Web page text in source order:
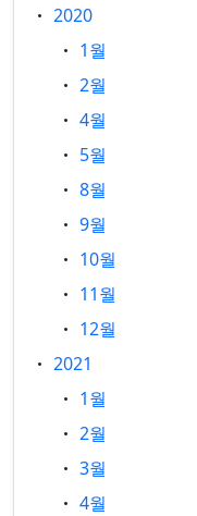
2020
1월
2월
4월
5월
8월
9월
10월
11월
12월
2021
1월
2월
3월
4월